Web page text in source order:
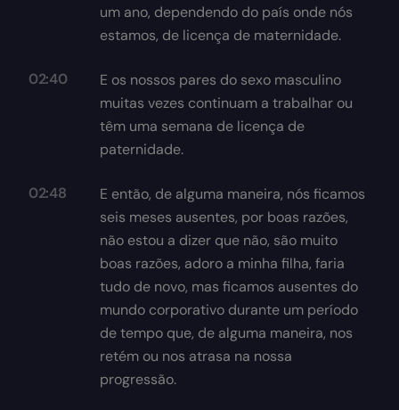
um ano, dependendo do país onde nós
estamos, de licença de maternidade.
02:40
E os nossos pares do sexo masculino
muitas vezes continuam a trabalhar ou
têm uma semana de licença de
paternidade.
02:48
E então, de alguma maneira, nós ficamos
seis meses ausentes, por boas razões,
não estou a dizer que não, são muito
boas razões, adoro a minha filha, faria
tudo de novo, mas ficamos ausentes do
mundo corporativo durante um período
de tempo que, de alguma maneira, nos
retém ou nos atrasa na nossa
progressão.